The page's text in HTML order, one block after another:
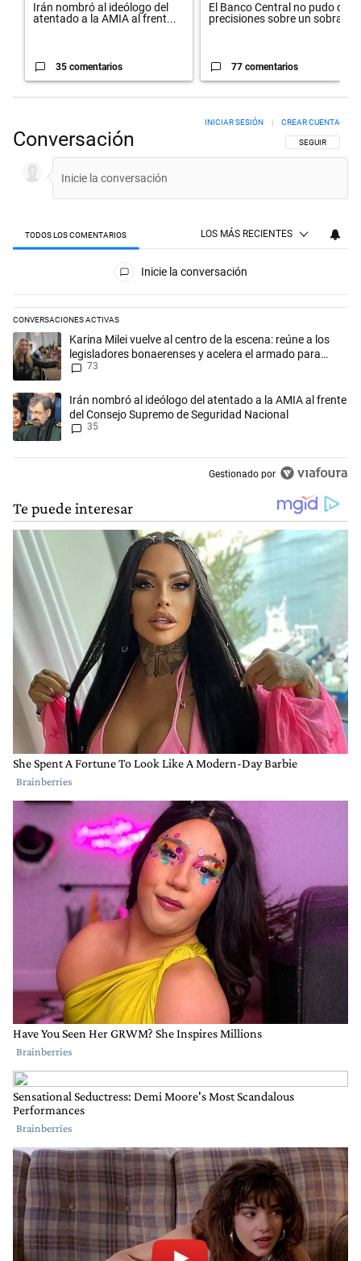
Irán nombró al ideólogo del
atentado a la AMIA al frent...
35 comentarios
El Banco Central no pudo dar
precisiones sobre un sobra...
77 comentarios
Conversación SIGA ESTA
SEGUIR
INICIAR SESIÓN | CREAR CUENTA
TODOS LOS COMENTARIOS LOS MÁS RECIENTES
Todos los comentarios
Inicie la conversación
CONVERSACIONES ACTIVAS
Este listado muestra los artículos con más comentarios en los
Un artículo de tendencia con el título "Karina Milei vuelve al centro de
Karina Milei vuelve al centro de la escena: reúne a los
legisladores bonaerenses y acelera el armado para
2027
73
Un artículo de tendencia con el título "Irán nombró al ideólogo del
Irán nombró al ideólogo del atentado a la AMIA al frente
del Consejo Supremo de Seguridad Nacional
35
Gestionado por